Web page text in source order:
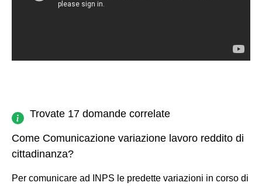
Trovate 17 domande correlate
Come Comunicazione variazione lavoro reddito di
cittadinanza?
Per comunicare ad INPS le predette variazioni in corso di